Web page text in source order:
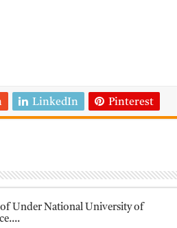
LinkedIn Pinterest
Under National University of